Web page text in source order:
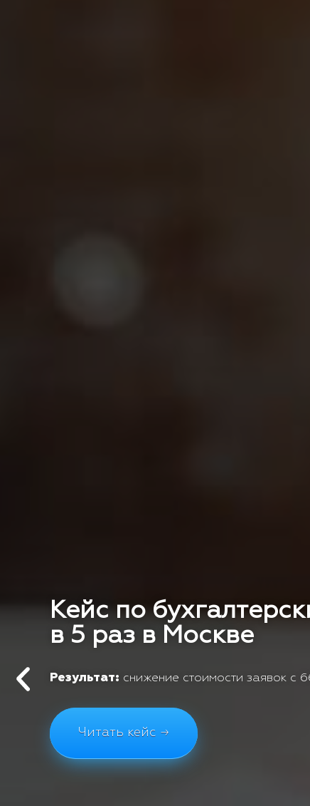
Кейс по
в 5 раз в Москве
Результат: снижение стоимости заявок с
Читать кейс →